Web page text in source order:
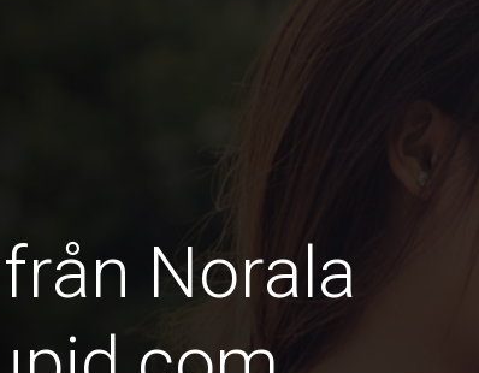
Norala